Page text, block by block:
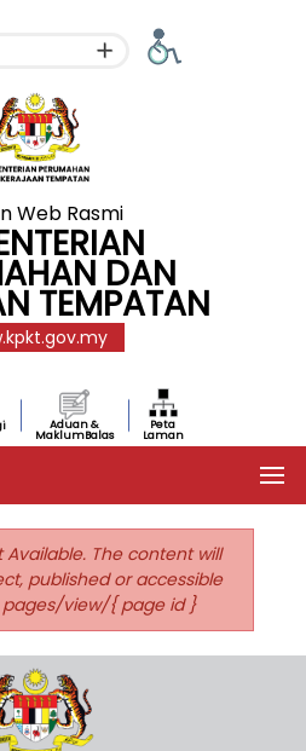
Web Rasmi
DAN
TEMPATAN
Aduan &
MaklumBalas
Peta
Laman
The content will
published or accessible
pages/view/{ page id }